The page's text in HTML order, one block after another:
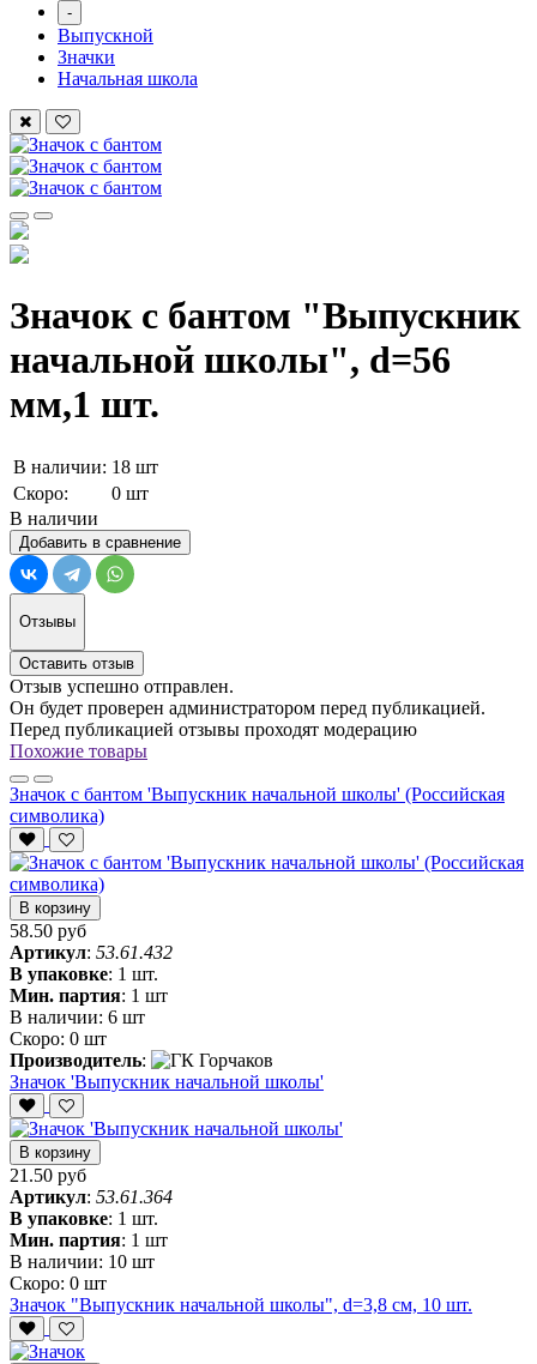
-
Выпускной
Значки
Начальная школа
Значок с бантом "Выпускник
начальной школы", d=56
мм,1 шт.
В наличии: 18 шт
Скоро:
0 шт
В наличии
Добавить в сравнение
Отзывы
Оставить отзыв
Отзыв успешно отправлен.
Он будет проверен администратором перед публикацией.
Перед публикацией отзывы проходят модерацию
Похожие товары
Значок с бантом 'Выпускник начальной школы' (Российская
символика)
В корзину
58.50 руб
Артикул: 53.61.432
В упаковке: 1 шт.
Мин. партия: 1 шт
В наличии: 6 шт
Скоро: 0 шт
Производитель:
Значок 'Выпускник начальной школы'
В корзину
21.50 руб
Артикул: 53.61.364
В упаковке: 1 шт.
Мин. партия: 1 шт
В наличии: 10 шт
Скоро: 0 шт
Значок "Выпускник начальной школы", d=3,8 см, 10 шт.